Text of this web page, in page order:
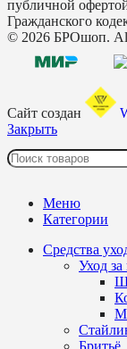
публичной
Гражданского
© 2026 БРОшоп. All
Сайт создан
Закрыть
Меню
Категории
Средства
Уход